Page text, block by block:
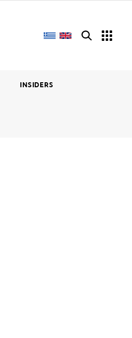
INSIDERS